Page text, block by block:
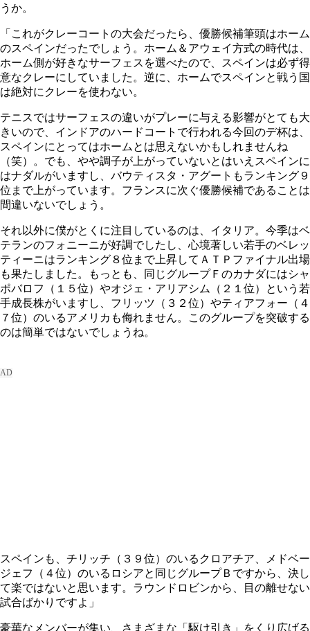
うか。
「これがクレーコートの大会だったら、優勝候補筆頭はホーム
のスペインだったでしょう。ホーム＆アウェイ方式の時代は、
ホーム側が好きなサーフェスを選べたので、スペインは必ず得
意なクレーにしていました。逆に、ホームでスペインと戦う国
は絶対にクレーを使わない。
テニスではサーフェスの違いがプレーに与える影響がとても大
きいので、インドアのハードコートで行われる今回のデ杯は、
スペインにとってはホームとは思えないかもしれませんね
（笑）。でも、やや調子が上がっていないとはいえスペインに
はナダルがいますし、バウティスタ・アグートもランキング９
位まで上がっています。フランスに次ぐ優勝候補であることは
間違いないでしょう。
それ以外に僕がとくに注目しているのは、イタリア。今季はベ
テランのフォニーニが好調でしたし、心境著しい若手のベレッ
ティーニはランキング８位まで上昇してＡＴＰファイナル出場
も果たしました。もっとも、同じグループＦのカナダにはシャ
ポバロフ（１５位）やオジェ・アリアシム（２１位）という若
手成長株がいますし、フリッツ（３２位）やティアフォー（４
７位）のいるアメリカも侮れません。このグループを突破する
のは簡単ではないでしょうね。
スペインも、チリッチ（３９位）のいるクロアチア、メドベー
ジェフ（４位）のいるロシアと同じグループＢですから、決し
て楽ではないと思います。ラウンドロビンから、目の離せない
試合ばかりですよ」
豪華なメンバーが集い、さまざまな「駆け引き」をくり広げる